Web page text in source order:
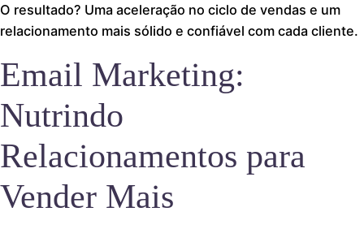
O resultado? Uma aceleração no ciclo de vendas e um
relacionamento mais sólido e confiável com cada cliente.
Email Marketing:
Nutrindo
Relacionamentos para
Vender Mais